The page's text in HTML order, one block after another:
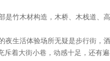
竹木材构造，木桥、木栈道、
生活体验场所无疑是步行街，
着大街小巷，动感十足，还有